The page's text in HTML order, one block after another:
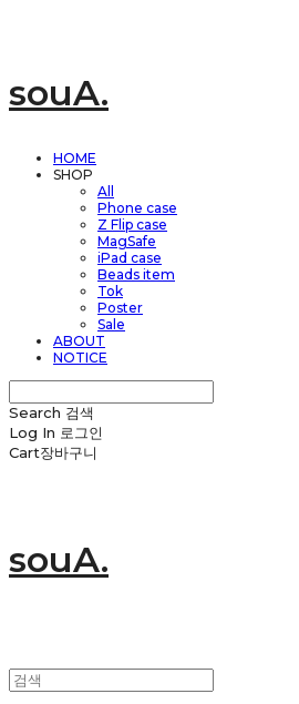
souA.
HOME
SHOP
All
Phone case
Z Flip case
MagSafe
iPad case
Beads item
Tok
Poster
Sale
ABOUT
NOTICE
Search 검색
Log In 로그인
Cart장바구니
souA.